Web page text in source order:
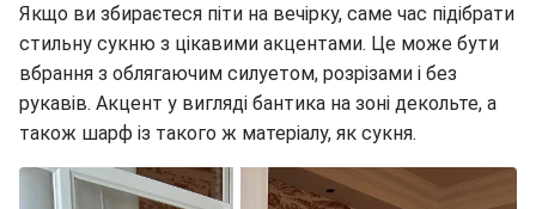
Якщо ви збираєтеся піти на вечірку, саме час підібрати
стильну сукню з цікавими акцентами. Це може бути
вбрання з облягаючим силуетом, розрізами і без
рукавів. Акцент у вигляді бантика на зоні декольте, а
також шарф із такого ж матеріалу, як сукня.